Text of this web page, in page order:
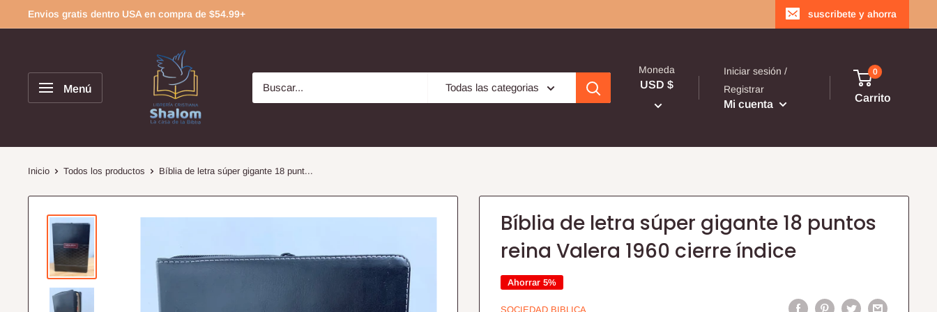
directamente
Envios gratis dentro USA en compra de $54.99+ suscribete y ahorra
Menú Todas las categorias
Moneda
USD $
Iniciar sesión /
Registrar
Mi cuenta
0
Carrito
Inicio Todos los productos Bíblia de letra súper gigante 18 punt...
Bíblia de letra súper gigante 18 puntos
reina Valera 1960 cierre índice
Ahorrar 5%
SOCIEDAD BIBLICA